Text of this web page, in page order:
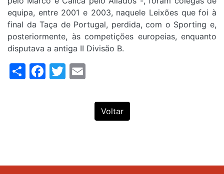
equipa, entre 2001 e 2003, naquele Leixões que foi à
final da Taça de Portugal, perdida, com o Sporting e,
posteriormente, às competições europeias, enquanto
disputava a antiga II Divisão B.
ShareFacebook
Twitter
Voltar